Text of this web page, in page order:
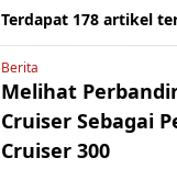
Terdapat 178 artikel
Berita
Melihat
Cruiser Sebagai
Cruiser 300